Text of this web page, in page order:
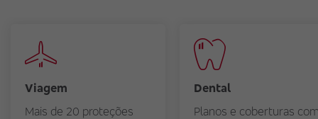
Viagem
Mais de 20 proteções
Dental
Planos e coberturas